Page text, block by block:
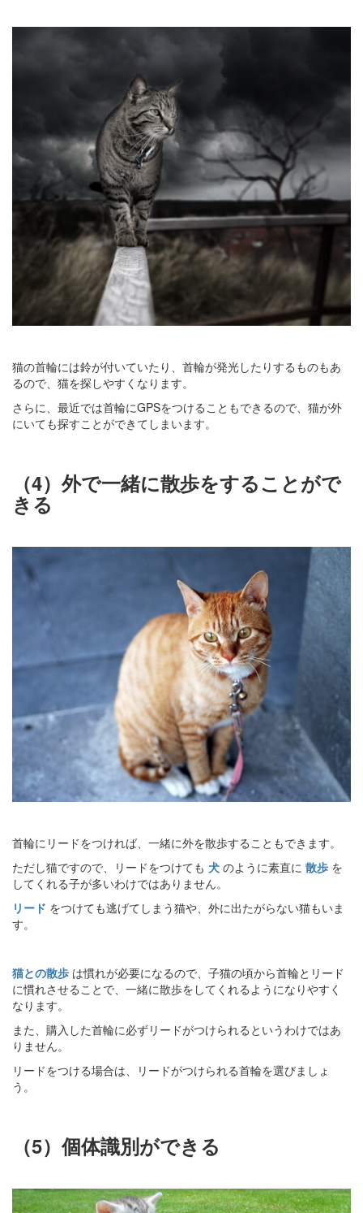
猫の首輪には鈴が付いていたり、首輪が発光したりするものもあ
るので、猫を探しやすくなります。
さらに、最近では首輪にGPSをつけることもできるので、猫が外
にいても探すことができてしまいます。
（4）外で一緒に散歩をすることがで
きる
首輪にリードをつければ、一緒に外を散歩することもできます。
ただし猫ですので、リードをつけても 犬 のように素直に 散歩 を
してくれる子が多いわけではありません。
リード をつけても逃げてしまう猫や、外に出たがらない猫もいま
す。
猫との散歩 は慣れが必要になるので、子猫の頃から首輪とリード
に慣れさせることで、一緒に散歩をしてくれるようになりやすく
なります。
また、購入した首輪に必ずリードがつけられるというわけではあ
りません。
リードをつける場合は、リードがつけられる首輪を選びましょ
う。
（5）個体識別ができる